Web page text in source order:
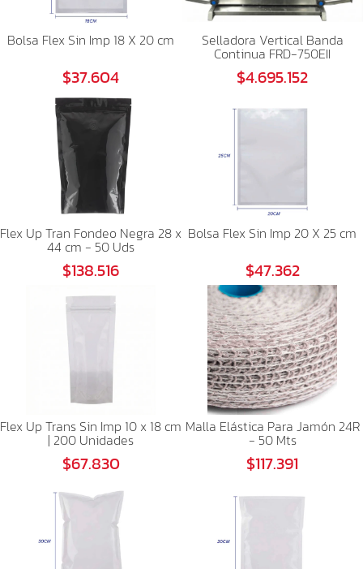
Bolsa Flex Sin Imp 18 X 20 cm
$37.604
Selladora Vertical Banda
Continua FRD-750EII
$4.695.152
Flex Up Tran Fondeo Negra 28 x
44 cm - 50 Uds
$138.516
Bolsa Flex Sin Imp 20 X 25 cm
$47.362
Flex Up Trans Sin Imp 10 x 18 cm
| 200 Unidades
$67.830
Malla Elástica Para Jamón 24R
- 50 Mts
$117.391